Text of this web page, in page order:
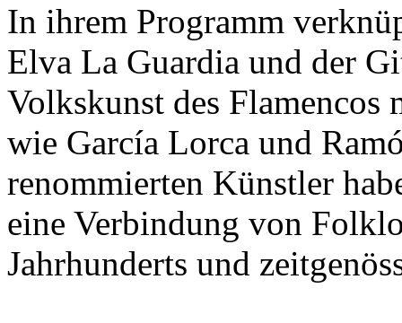
In ihrem Programm
Elva La Guardia und der
Volkskunst des Flamencos
wie García Lorca und
renommierten Künstler
eine Verbindung von
Jahrhunderts und